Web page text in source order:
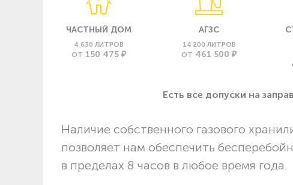
ЧАСТНЫЙ ДОМ
4 630 ЛИТРОВ
ОТ 150 475 ₽
АГЗС
14 200 ЛИТРОВ
ОТ 461 500 ₽
Есть все допуски нa
Наличие собственного газового
позволяет нам обеспечить
в пределах 8 часов в любое время года.